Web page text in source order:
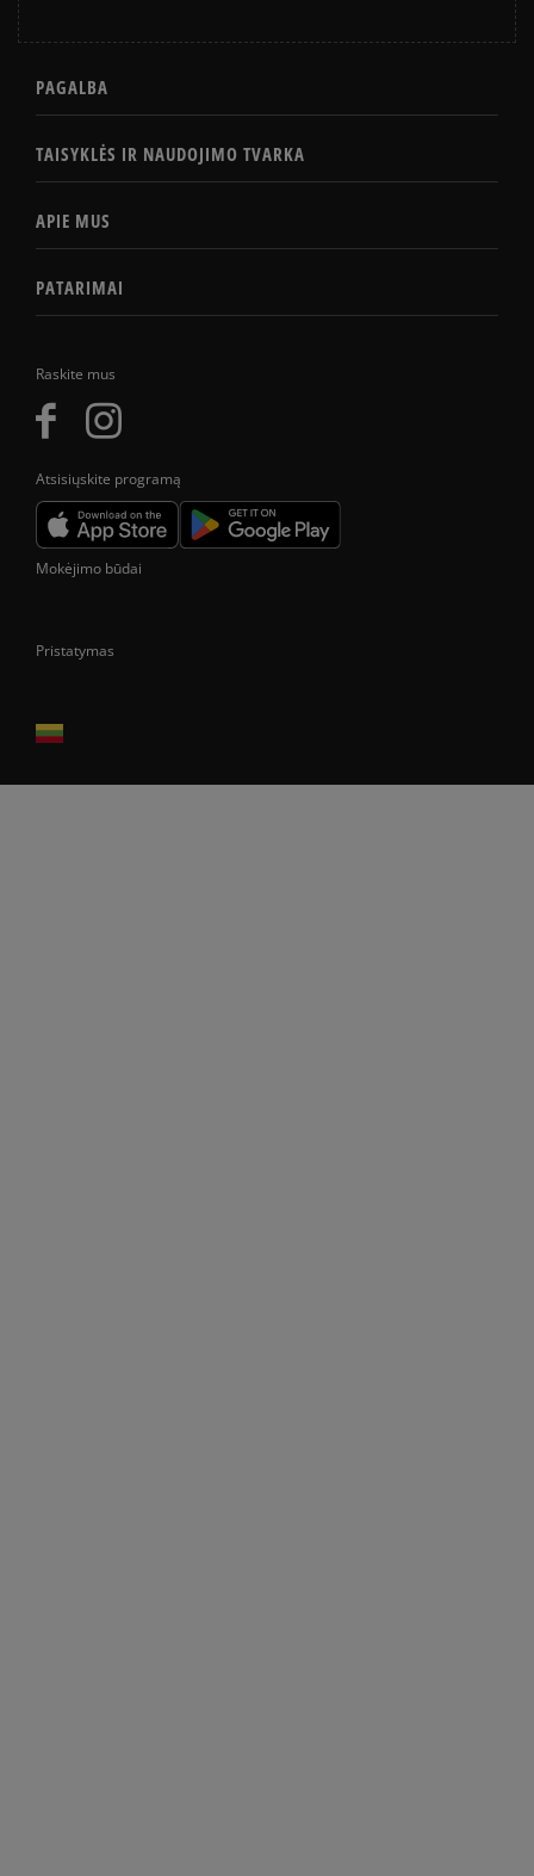
Raskite mus
Atsisiųskite programą
PAGALBA
TAISYKLĖS IR NAUDOJIMO TVARKA
APIE MUS
PATARIMAI
Mokėjimo būdai
Pristatymas